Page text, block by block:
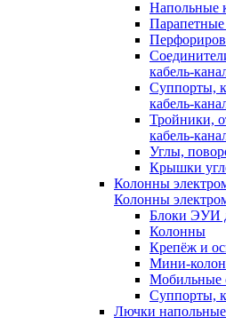
Напольные
Парапетные
кабель-
Суппорты,
кабель-
Тройники,
кабель-
Углы,
Крышки
Колонны
Колонны
Блоки ЭУИ
Колонны
Крепёж и
Мини-
Мобильные
Суппорты,
Лючки напольные